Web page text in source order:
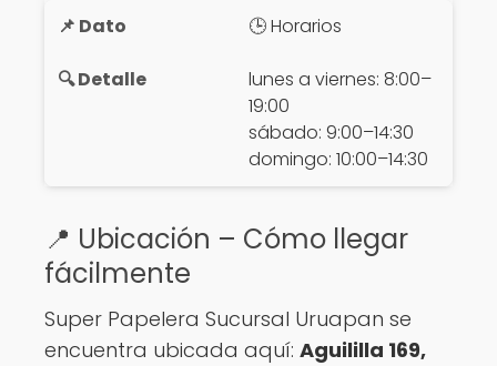
🕒 Horarios
lunes a viernes: 8:00–
19:00
sábado: 9:00–14:30
domingo: 10:00–14:30
📍 Ubicación – Cómo llegar
fácilmente
Super Papelera Sucursal Uruapan se
encuentra ubicada aquí: Aguililla 169,